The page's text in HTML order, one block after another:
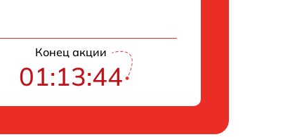
Конец акции
01:13:42